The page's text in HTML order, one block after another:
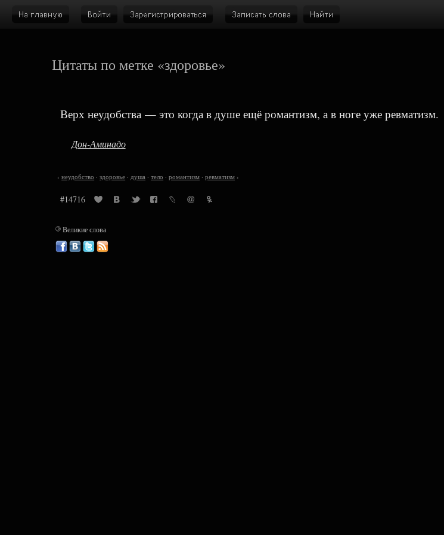
Цитаты по метке «здоровье»
Верх неудобства — это когда в душе ещё романтизм, а в ноге уже ревматизм.
Дон-Аминадо
‹ неудобство ·здоровье ·душа ·тело ·романтизм ·ревматизм ›
#14716
©Великие слова